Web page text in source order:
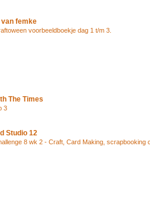
femke
voorbeeldboekje dag 1 t/m 3.
The Times
3
Studio 12
8 wk 2 - Craft, Card Making, scrapbooking